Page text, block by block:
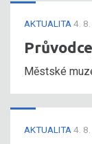
AKTUALITA 4.
Městské
AKTUALITA 4.